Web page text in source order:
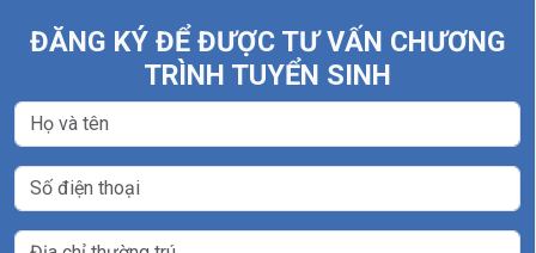
ĐĂNG KÝ ĐỂ ĐƯỢC TƯ VẤN CHƯƠNG
TRÌNH TUYỂN SINH